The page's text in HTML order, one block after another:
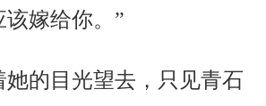
嫁给你。”
的目光望去，只见青石